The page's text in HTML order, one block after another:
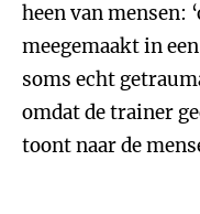
heen van mensen:
meegemaakt in
soms echt
omdat de trainer
toont naar de